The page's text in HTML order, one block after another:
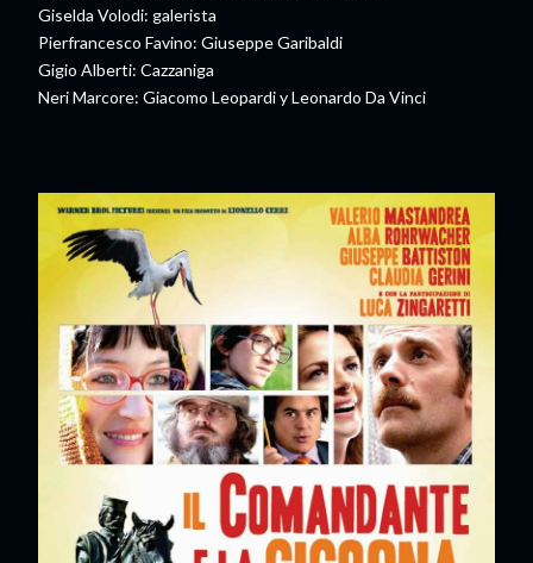
Giselda Volodi: galerista
Pierfrancesco Favino: Giuseppe Garibaldi
Gigio Alberti: Cazzaniga
Neri Marcore: Giacomo Leopardi y Leonardo Da Vinci